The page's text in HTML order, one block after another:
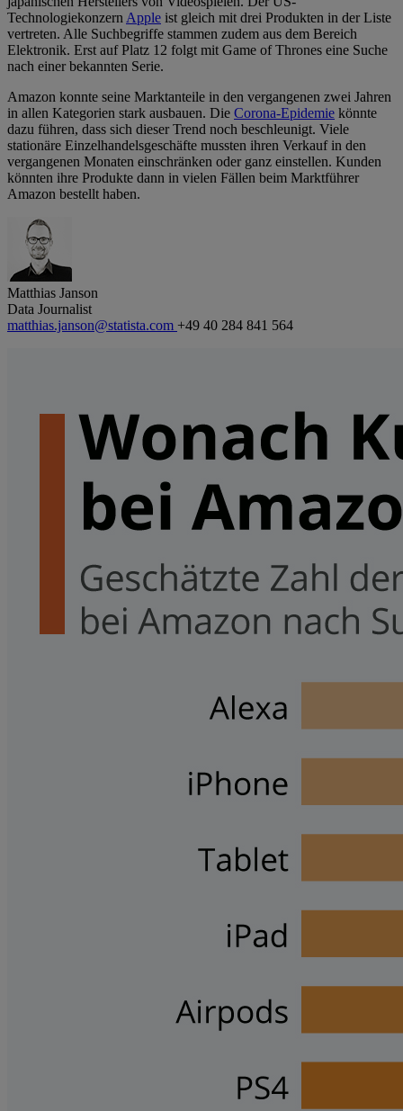
TechnologiekonzernApple ist gleich mit drei Produkten in der Liste
vertreten. Alle Suchbegriffe stammen zudem aus dem Bereich
Elektronik. Erst auf Platz 12 folgt mit Game of Thrones eine Suche
nach einer bekannten Serie.
Amazon konnte seine Marktanteile in den vergangenen zwei Jahren
in allen Kategorien stark ausbauen. Die Corona-Epidemie könnte
dazu führen, dass sich dieser Trend noch beschleunigt. Viele
stationäre Einzelhandelsgeschäfte mussten ihren Verkauf in den
vergangenen Monaten einschränken oder ganz einstellen. Kunden
könnten ihre Produkte dann in vielen Fällen beim Marktführer
Amazon bestellt haben.
Matthias Janson
Data Journalist
matthias.janson@statista.com +49 40 284 841 564